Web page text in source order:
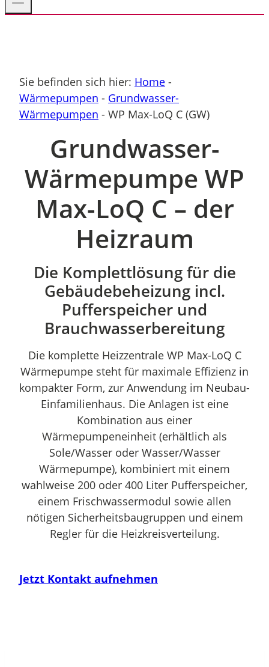
Sie befinden sich hier: Home -
Wärmepumpen - Grundwasser-
Wärmepumpen - WP Max-LoQ C (GW)
Grundwasser-
Wärmepumpe WP
Max-LoQ C – der
Heizraum
Die Komplettlösung für die
Gebäudebeheizung incl.
Pufferspeicher und
Brauchwasserbereitung
Die komplette Heizzentrale WP Max-LoQ C
Wärmepumpe steht für maximale Effizienz in
kompakter Form, zur Anwendung im Neubau-
Einfamilienhaus. Die Anlagen ist eine
Kombination aus einer
Wärmepumpeneinheit (erhältlich als
Sole/Wasser oder Wasser/Wasser
Wärmepumpe), kombiniert mit einem
wahlweise 200 oder 400 Liter Pufferspeicher,
einem Frischwassermodul sowie allen
nötigen Sicherheitsbaugruppen und einem
Regler für die Heizkreisverteilung.
Jetzt Kontakt aufnehmen